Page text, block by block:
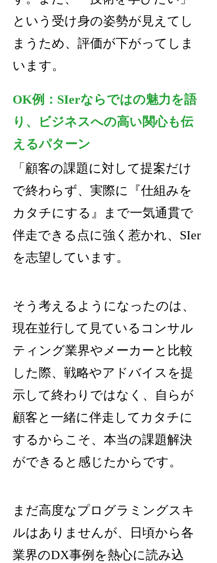
という受け身の姿勢が見えてし
まうため、評価が下がってしま
います。
OK例：SIerならではの魅力を語
り、ビジネスへの高い関心も伝
えるパターン
「顧客の課題に対して提案だけ
で終わらず、実際に『仕組みを
カタチにする』まで一気通貫で
伴走できる点に強く惹かれ、SIer
を志望しています。
そう考えるようになったのは、
現在並行して見ているコンサル
ティング業界やメーカーと比較
した際、戦略やアドバイスを提
示して終わりではなく、自らが
顧客と一緒に伴走してカタチに
するからこそ、本当の課題解決
ができると感じたからです。
まだ高度なプログラミングスキ
ルはありませんが、日頃から各
業界のDX事例を熱心に読み込